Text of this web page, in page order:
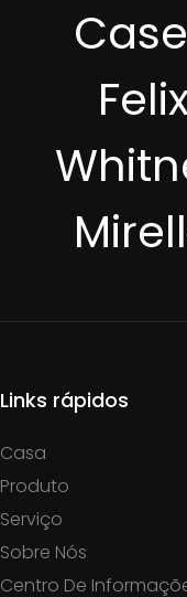
Links rápidos
Casa
Produto
Serviço
Sobre Nós
Centro De